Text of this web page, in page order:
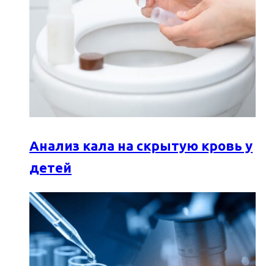
Анализ кала на скрытую кровь у
детей